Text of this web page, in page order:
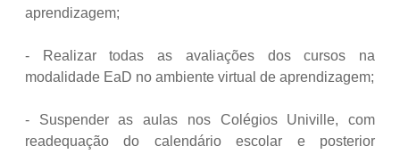
aprendizagem;
- Realizar todas as avaliações dos cursos na
modalidade EaD no ambiente virtual de aprendizagem;
- Suspender as aulas nos Colégios Univille, com
readequação do calendário escolar e posterior